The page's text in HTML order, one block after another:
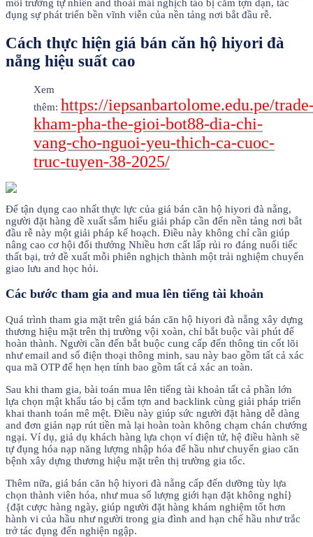
môi trường tự nhiên and thoải mái nghịch táo bị cắm tợn dạn, tác
đụng sự phát triển bền vĩnh viễn của nền tảng nơi bắt đầu rễ.
Cách thực hiện giá bán căn hộ hiyori đà
nẵng hiệu suất cao
Xem
thêm: https://iepsanbartolome.edu.pe/
kham-pha-the-gioi-bot88-dia-chi-
vang-cho-nguoi-yeu-thich-ca-cuoc-
truc-tuyen-38-2025/
Để tận dụng cao nhất thực lực của giá bán căn hộ hiyori đà nẵng,
người đặt hàng đề xuất sắm hiểu giải pháp cần đến nền tảng nơi bắt
đầu rễ này một giải pháp kế hoạch. Điều này không chỉ cần giúp
nâng cao cơ hội đổi thưởng Nhiều hơn cất lấp rủi ro đáng nuối tiếc
thất bại, trở đề xuất mỗi phiên nghịch thành một trải nghiệm chuyển
giao lưu and học hỏi.
Các bước tham gia and mua lên tiếng tài khoản
Quá trình tham gia mặt trên giá bán căn hộ hiyori đà nẵng xây dựng
thương hiệu mặt trên thị trường vội xoàn, chỉ bắt buộc vài phút để
hoàn thành. Người cần đến bắt buộc cung cấp đến thông tin cốt lõi
như email and số điện thoại thông minh, sau này bao gồm tất cả xác
qua mã OTP để hẹn hẹn tính bao gồm tất cả xác an toàn.
Sau khi tham gia, bài toán mua lên tiếng tài khoản tất cả phần lớn
lựa chọn mật khẩu táo bị cắm tợn and backlink cùng giải pháp triển
khai thanh toán mê mệt. Điều này giúp sức người đặt hàng dễ dàng
and đơn giản nạp rút tiền mà lại hoàn toàn không chạm chán chướng
ngại. Ví dụ, giả dụ khách hàng lựa chọn ví điện tử, hệ điều hành sẽ
tự đụng hóa nạp năng lượng nhập hóa để hầu như chuyển giao căn
bệnh xây dựng thương hiệu mặt trên thị trường gia tốc.
Thêm nữa, giá bán căn hộ hiyori đà nẵng cấp đến dưỡng tùy lựa
chọn thành viên hóa, như mua số lượng giới hạn đặt không nghỉ}
{đặt cược hàng ngày, giúp người đặt hàng khám nghiệm tốt hơn
hành vi của hầu như người trong gia đình and hạn chế hầu như trắc
trở tác đụng đến nghiện ngập.